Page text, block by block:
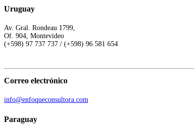
Uruguay
Av. Gral. Rondeau 1799,
Of. 904, Montevideo
(+598) 97 737 737 / (+598) 96 581 654
Correo electrónico
info@enfoqueconsultora.com
Paraguay